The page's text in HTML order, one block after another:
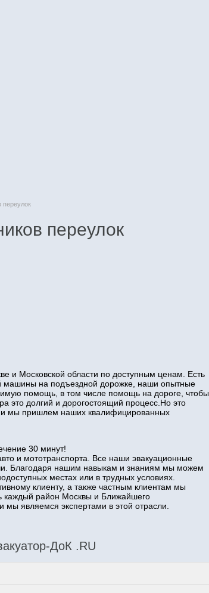
переулок
переулок
и Московской области по доступным ценам. Есть
машины на подъездной дорожке, наши опытные
помощь, в том числе помощь на дороге, чтобы
это долгий и дорогостоящий процесс.Но это
и мы пришлем наших квалифицированных
30 минут!
и мототранспорта. Все наши эвакуационные
Благодаря нашим навыкам и знаниям мы можем
местах или в трудных условиях.
клиенту, а также частным клиентам мы
каждый район Москвы и Ближайшего
являемся экспертами в этой отрасли.
ДоК .RU